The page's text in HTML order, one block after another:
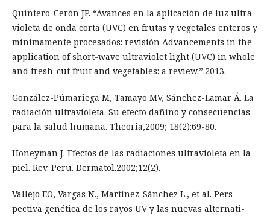
Quintero-Cerón JP. “Avances en la aplicación de luz ultra-
violeta de onda corta (UVC) en frutas y vegetales enteros y
mínimamente procesados: revisión Advancements in the
application of short-wave ultraviolet light (UVC) in whole
and fresh-cut fruit and vegetables: a review.”.2013.
González-Púmariega M, Tamayo MV, Sánchez-Lamar Á. La
radiación ultravioleta. Su efecto dañino y consecuencias
para la salud humana. Theoria,2009; 18(2):69-80.
Honeyman J. Efectos de las radiaciones ultravioleta en la
piel. Rev. Peru. Dermatol.2002;12(2).
Vallejo EO, Vargas N., Martínez-Sánchez L., et al. Pers-
pectiva genética de los rayos UV y las nuevas alternati-